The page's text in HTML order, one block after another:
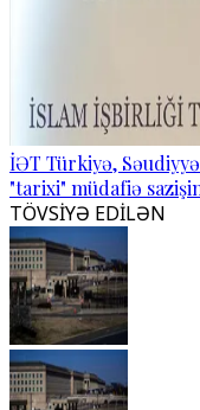
İƏT Türkiyə,
"tarixi" müdafiə
TÖVSİYƏ EDİLƏN